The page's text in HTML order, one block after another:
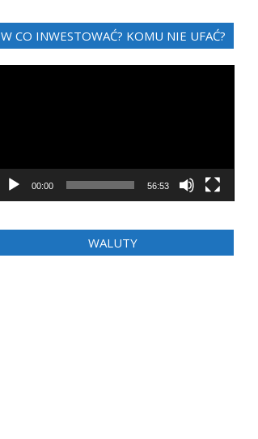
W CO INWESTOWAĆ? KOMU NIE UFAĆ?
00:00 56:53
WALUTY